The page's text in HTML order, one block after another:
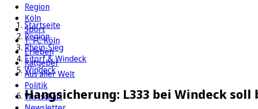
Region
Köln
Sport
1. FC Köln
Erleben
Ratgeber
Aus aller Welt
Politik
Wirtschaft
Startseite
Region
Rhein-Sieg
Eitorf & Windeck
Windeck
Hangsicherung: L333 bei Windeck